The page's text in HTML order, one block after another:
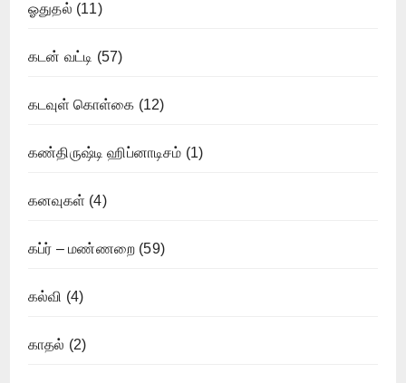
ஓதுதல் (11)
கடன் வட்டி (57)
கடவுள் கொள்கை (12)
கண்திருஷ்டி ஹிப்னாடிசம் (1)
கனவுகள் (4)
கப்ர் – மண்ணறை (59)
கல்வி (4)
காதல் (2)